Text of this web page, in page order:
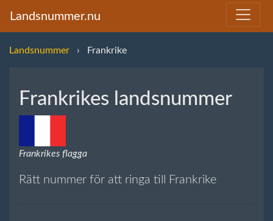
Landsnummer.nu
Landsnummer Frankrike
Frankrikes landsnummer
Frankrikes flagga
Rätt nummer för att ringa till Frankrike